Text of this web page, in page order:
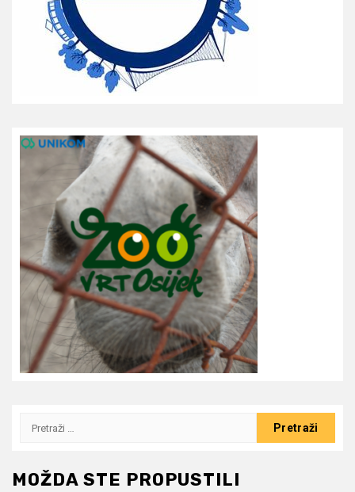
Pretraži:
MOŽDA STE PROPUSTILI